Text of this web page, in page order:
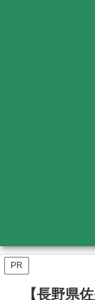
PR
【長野県